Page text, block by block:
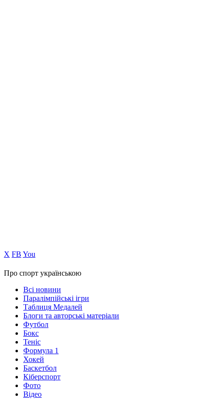
Х FB You
Про спорт українською
Всі новини
Паралімпійські ігри
Таблиця Медалей
Блоги та авторські матеріали
Футбол
Бокс
Теніс
Формула 1
Хокей
Баскетбол
Кіберспорт
Фото
Відео